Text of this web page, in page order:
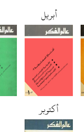
أبريل
أكتوبر